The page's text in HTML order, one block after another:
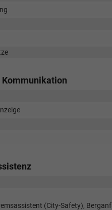
(City-Safety),